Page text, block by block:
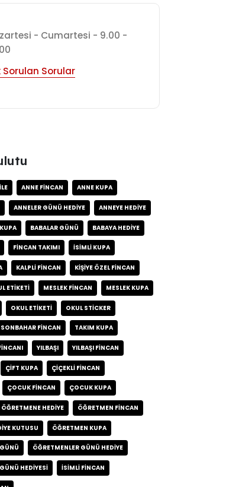
- Cumartesi - 9.00 -
Sorulan Sorular
ANNE FINCAN ANNE KUPA
ANNELER GÜNÜ HEDIYE ANNEYE HEDIYE
BABALAR GÜNÜ BABAYA HEDIYE
FINCAN TAKIMI ISIMLI KUPA
KALPLI FINCAN KIŞIYE ÖZEL FINCAN
ETIKETI MESLEK FINCAN MESLEK KUPA
OKUL ETIKETI OKUL STICKER
SONBAHAR FINCAN TAKIM KUPA
YILBAŞI YILBAŞI FINCAN
ÇIFT KUPA ÇIÇEKLI FINCAN
ÇOCUK FINCAN ÇOCUK KUPA
ÖĞRETMENE HEDIYE ÖĞRETMEN FINCAN
KUTUSU ÖĞRETMEN KUPA
ÖĞRETMENLER GÜNÜ HEDIYE
HEDIYESI İSIMLI FINCAN